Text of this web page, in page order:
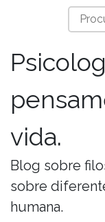
vida.
Blog sobre
sobre
humana.